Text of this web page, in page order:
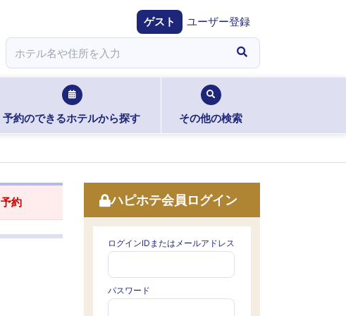
ゲスト ユーザー登録
予約のできるホテルから探す その他の検索
予約 ハピホテ会員ログイン
ログインIDまたはメールアドレス
パスワード